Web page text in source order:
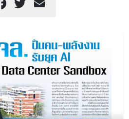
Facebook
Twitter